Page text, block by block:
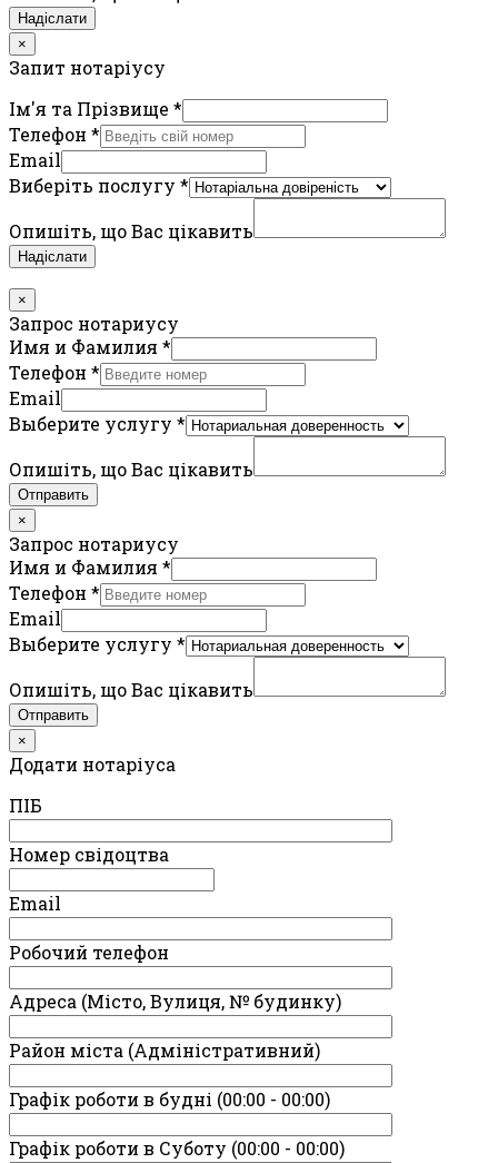
Надіслати
×
Запит нотаріусу
Ім'я та Прізвище *
Телефон *
Email
Виберіть послугу *
Опишіть, що Вас цікавить
Надіслати
×
Запрос нотариусу
Имя и Фамилия *
Телефон *
Email
Выберите услугу *
Опишіть, що Вас цікавить
Отправить
×
Запрос нотариусу
Имя и Фамилия *
Телефон *
Email
Выберите услугу *
Опишіть, що Вас цікавить
Отправить
×
Додати нотаріуса
ПIБ
Номер свідоцтва
Email
Робочий телефон
Адреса (Місто, Вулиця, № будинку)
Район міста (Адміністративний)
Графік роботи в будні (00:00 - 00:00)
Графік роботи в Суботу (00:00 - 00:00)